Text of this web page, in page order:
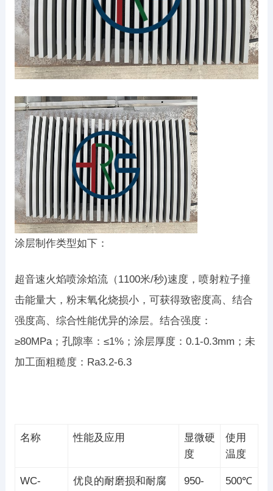
涂层制作类型如下：
超音速火焰喷涂焰流（1100米/秒)速度，喷射粒子撞
击能量大，粉末氧化烧损小，可获得致密度高、结合
强度高、综合性能优异的涂层。结合强度：
≥80MPa；孔隙率：≤1%；涂层厚度：0.1-0.3mm；未
加工面粗糙度：Ra3.2-6.3
名称 性能及应用
显微硬
度
使用
温度
WC-
优良的耐磨损和耐腐
950-
500℃